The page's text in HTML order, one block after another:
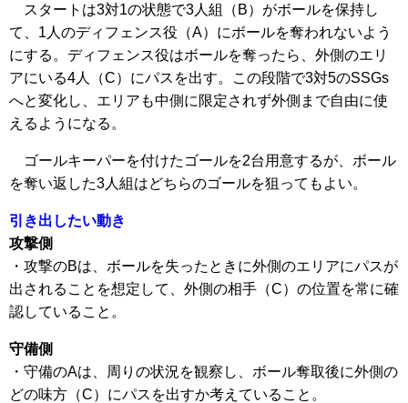
スタートは3対1の状態で3人組（B）がボールを保持し
て、1人のディフェンス役（A）にボールを奪われないよう
にする。ディフェンス役はボールを奪ったら、外側のエリ
アにいる4人（C）にパスを出す。この段階で3対5のSSGs
へと変化し、エリアも中側に限定されず外側まで自由に使
えるようになる。
ゴールキーパーを付けたゴールを2台用意するが、ボール
を奪い返した3人組はどちらのゴールを狙ってもよい。
引き出したい動き
攻撃側
・攻撃のBは、ボールを失ったときに外側のエリアにパスが
出されることを想定して、外側の相手（C）の位置を常に確
認していること。
守備側
・守備のAは、周りの状況を観察し、ボール奪取後に外側の
どの味方（C）にパスを出すか考えていること。